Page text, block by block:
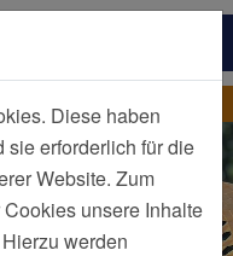
Diese haben
sie erforderlich für die
Website. Zum
unsere Inhalte
werden